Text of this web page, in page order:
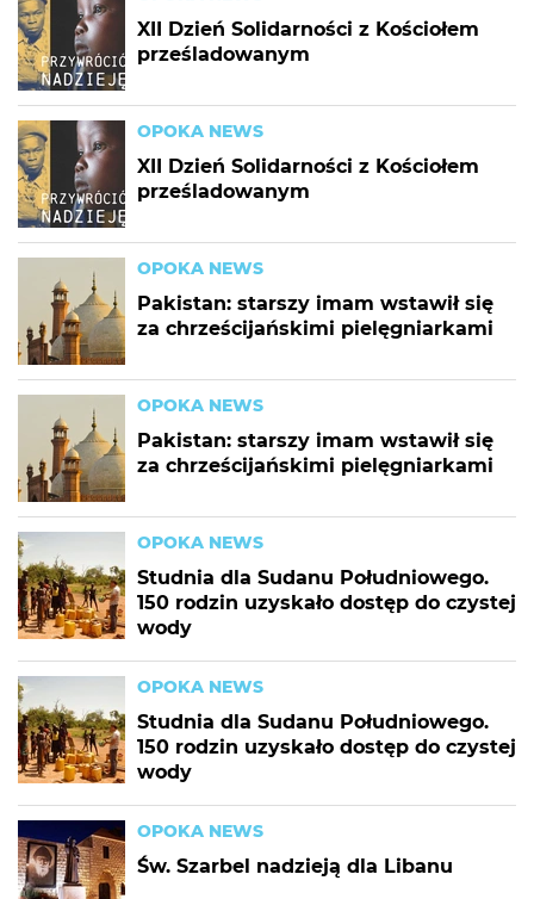
XII Dzień Solidarności z Kościołem
prześladowanym
OPOKA NEWS
XII Dzień Solidarności z Kościołem
prześladowanym
OPOKA NEWS
Pakistan: starszy imam wstawił się
za chrześcijańskimi pielęgniarkami
OPOKA NEWS
Pakistan: starszy imam wstawił się
za chrześcijańskimi pielęgniarkami
OPOKA NEWS
Studnia dla Sudanu Południowego.
150 rodzin uzyskało dostęp do czystej
wody
OPOKA NEWS
Studnia dla Sudanu Południowego.
150 rodzin uzyskało dostęp do czystej
wody
OPOKA NEWS
Św. Szarbel nadzieją dla Libanu